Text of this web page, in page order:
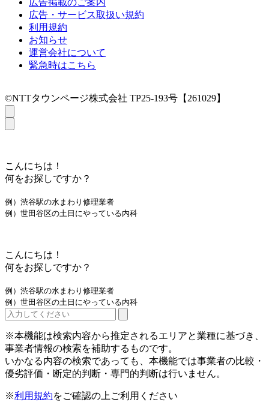
広告・サービス取扱い規約
利用規約
お知らせ
運営会社について
緊急時はこちら
©NTTタウンページ株式会社 TP25-193号【261029】
こんにちは！
何をお探しですか？
例）渋谷駅の水まわり修理業者
例）世田谷区の土日にやっている内科
こんにちは！
何をお探しですか？
例）渋谷駅の水まわり修理業者
例）世田谷区の土日にやっている内科
※本機能は検索内容から推定されるエリアと業種に基づき、
事業者情報の検索を補助するものです。
いかなる内容の検索であっても、本機能では事業者の比較・
優劣評価・断定的判断・専門的判断は行いません。
※利用規約をご確認の上ご利用ください